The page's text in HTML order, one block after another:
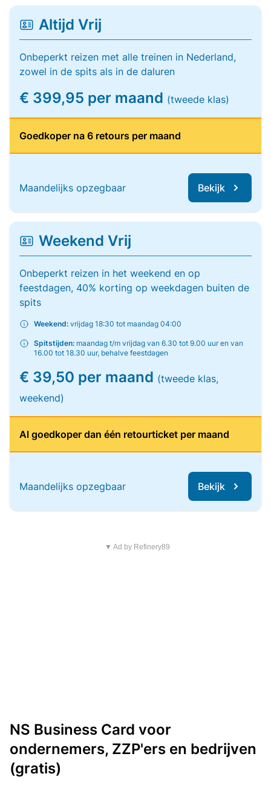
Altijd Vrij
Onbeperkt reizen met alle treinen in Nederland,
zowel in de spits als in de daluren
€ 399,95 per maand (tweede klas)
Goedkoper na 6 retours per maand
Maandelijks opzegbaar Bekijk
Weekend Vrij
Onbeperkt reizen in het weekend en op
feestdagen, 40% korting op weekdagen buiten de
spits
Weekend: vrijdag 18:30 tot maandag 04:00
Spitstijden: maandag t/m vrijdag van 6.30 tot 9.00 uur en van
16.00 tot 18.30 uur, behalve feestdagen
€ 39,50 per maand (tweede klas,
weekend)
Al goedkoper dan één retourticket per maand
Maandelijks opzegbaar Bekijk
▼ Ad by Refinery89
NS Business Card voor
ondernemers, ZZP'ers en bedrijven
(gratis)